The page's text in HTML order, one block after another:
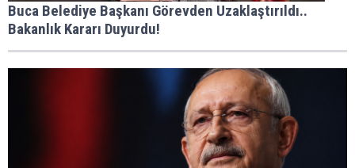
Buca Belediye Başkanı Görevden Uzaklaştırıldı..
Bakanlık Kararı Duyurdu!